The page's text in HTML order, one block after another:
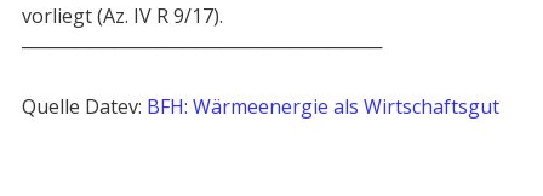
vorliegt (Az. IV R 9/17).
───────────────────────────
Quelle Datev: BFH: Wärmeenergie als Wirtschaftsgut